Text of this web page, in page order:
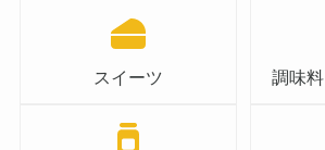
スイーツ 調味